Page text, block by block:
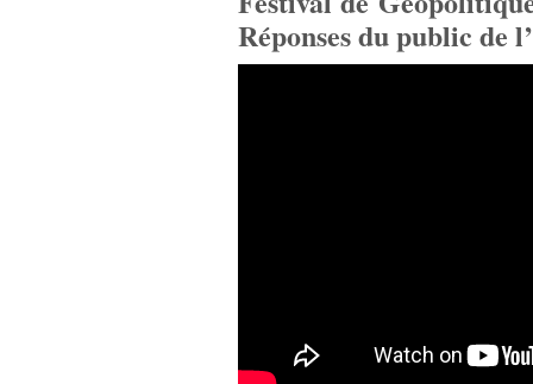
Réponses du public de